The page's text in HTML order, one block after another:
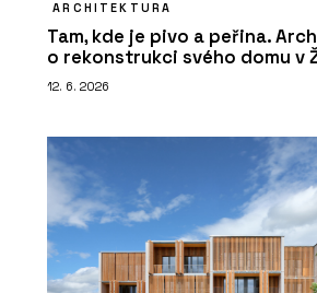
ARCHITEKTURA
Tam, kde je pivo a peřina.
o rekonstrukci svého domu v
12. 6. 2026